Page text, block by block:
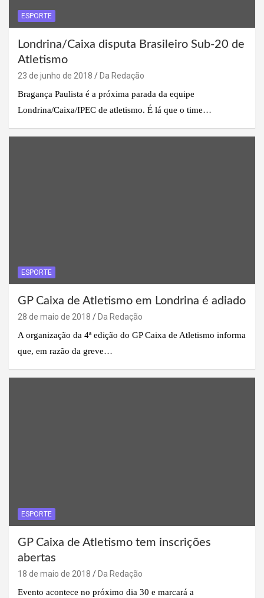
ESPORTE
Londrina/Caixa disputa Brasileiro Sub-20 de
Atletismo
23 de junho de 2018
Da Redação
Bragança Paulista é a próxima parada da equipe
Londrina/Caixa/IPEC de atletismo. É lá que o time…
ESPORTE
GP Caixa de Atletismo em Londrina é adiado
28 de maio de 2018
Da Redação
A organização da 4ª edição do GP Caixa de Atletismo informa
que, em razão da greve…
ESPORTE
GP Caixa de Atletismo tem inscrições
abertas
18 de maio de 2018
Da Redação
Evento acontece no próximo dia 30 e marcará a